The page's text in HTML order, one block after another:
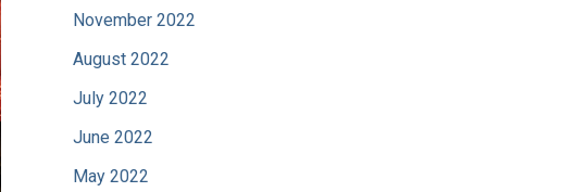
November 2022
August 2022
July 2022
June 2022
May 2022